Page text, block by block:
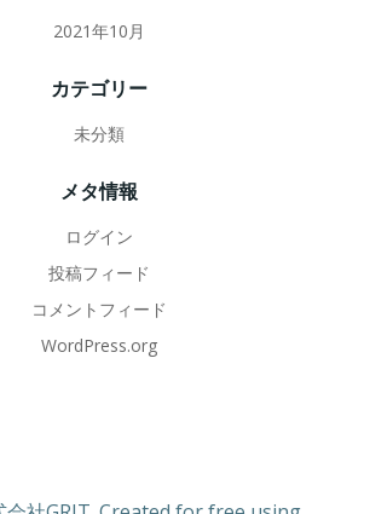
2021年10月
カテゴリー
未分類
メタ情報
ログイン
投稿フィード
コメントフィード
WordPress.org